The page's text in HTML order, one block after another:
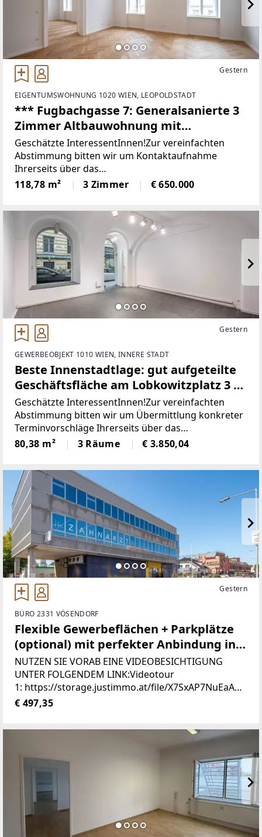
Gestern
EIGENTUMSWOHNUNG 1020 WIEN, LEOPOLDSTADT
*** Fugbachgasse 7: Generalsanierte 3
Zimmer Altbauwohnung mit
praktischem Grundriss und Balkon ***
Nähe Augarten ***
Geschätzte InteressentInnen!Zur vereinfachten
Abstimmung bitten wir um Kontaktaufnahme
Ihrerseits über das
Kontaktformular:www.sulek.immobilien/besichtigun
g [http://www.sulek.immobilien/besichtigung] (bitte
118,78 m² 3 Zimmer € 650.000
Gestern
GEWERBEOBJEKT 1010 WIEN, INNERE STADT
Beste Innenstadtlage: gut aufgeteilte
Geschäftsfläche am Lobkowitzplatz 3 ~
ab sofort verfügbar!
Geschätzte InteressentInnen!Zur vereinfachten
Abstimmung bitten wir um Übermittlung konkreter
Terminvorschläge Ihrerseits über das
Kontaktformular oder um telefonische
Kontaktaufnahme!ERZÄHLEN SIE UNS VON IHREM
80,38 m² 3 Räume € 3.850,04
Gestern
BÜRO 2331 VÖSENDORF
Flexible Gewerbeflächen + Parkplätze
(optional) mit perfekter Anbindung in
Vösendorf kurzfristig mieten!
**VIDEOBESICHTIGUNG**
NUTZEN SIE VORAB EINE VIDEOBESICHTIGUNG
UNTER FOLGENDEM LINK:Videotour
1: https://storage.justimmo.at/file/X7SxAP7NuEaAU8
WlY2SSR.movVidetour
[https://storage.justimmo.at/file/I0AZV1oI6Wgdx9Hl
€ 497,35